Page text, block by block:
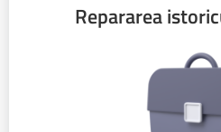
Repararea